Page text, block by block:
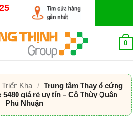
0
Khai / Trung tâm Thay ổ cứng
giá rẻ uy tín – Cô Thùy Quận
Phú Nhuận